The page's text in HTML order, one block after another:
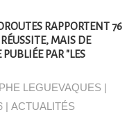
RAPPORTENT 76
MAIS DE
PAR "LES
LEGUEVAQUES |
|ACTUALITÉS